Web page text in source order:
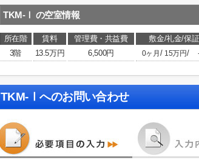
TKM-Ⅰ の空室情報
所在階 賃料 管理費・共益費 敷金/礼金/保
3階
13.5万円 6,500円 0ヶ月 / 15万円/
TKM-Ⅰへのお問い合わせ